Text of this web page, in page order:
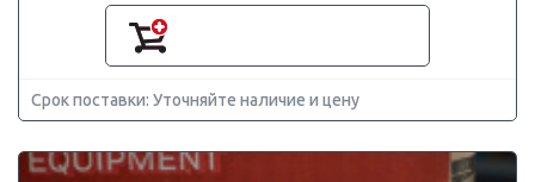
Срок поставки: Уточняйте наличие и цену